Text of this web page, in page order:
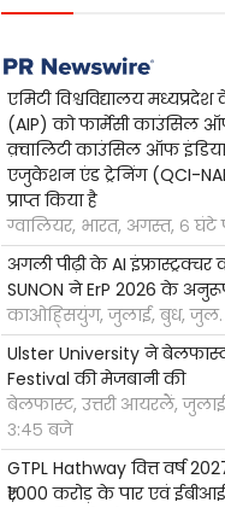
एमिटी विश्वविद्यालय
(AIP) को फार्मेसी काउंसिल
क़्वालिटी काउंसिल ऑफ
एजुकेशन एंड ट्रेनिंग (QCI-
प्राप्त किया है
ग्वालियर, भारत, अगस्त, ६
अगली पीढ़ी के AI
SUNON ने ErP 2026 के
काओह्सियुंग, जुलाई, बुध, जुल.
Ulster University ने
Festival की मेजबानी की
बेलफास्ट, उत्तरी आयरलैं,
३:४५ बजे
GTPL Hathway वित्त वर्ष
₹1,000 करोड़ के पार एवं